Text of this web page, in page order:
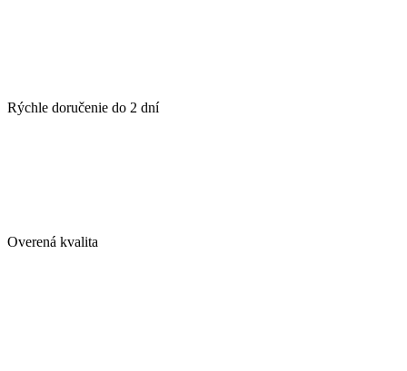
mic.
Rýchle doručenie do 2 dní
Overená kvalita